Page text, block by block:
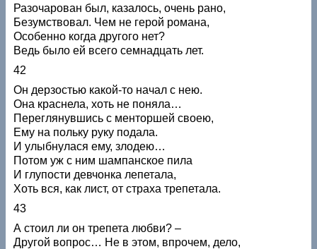
Разочарован был, казалось, очень рано,
Безумствовал. Чем не герой романа,
Особенно когда другого нет?
Ведь было ей всего семнадцать лет.
42
Он дерзостью какой-то начал с нею.
Она краснела, хоть не поняла…
Переглянувшись с менторшей своею,
Ему на польку руку подала.
И улыбнулася ему, злодею…
Потом уж с ним шампанское пила
И глупости девчонка лепетала,
Хоть вся, как лист, от страха трепетала.
43
А стоил ли он трепета любви? –
Другой вопрос… Не в этом, впрочем, дело,